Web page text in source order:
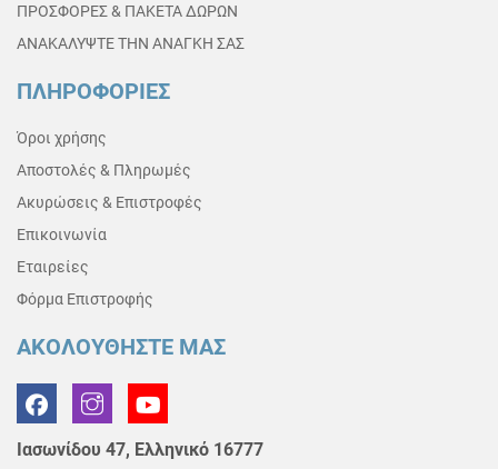
ΠΡΟΣΦΟΡΕΣ & ΠΑΚΕΤΑ ΔΩΡΩΝ
ΑΝΑΚΑΛΥΨΤΕ ΤΗΝ ΑΝΑΓΚΗ ΣΑΣ
ΠΛΗΡΟΦΟΡΙΕΣ
Όροι χρήσης
Αποστολές & Πληρωμές
Ακυρώσεις & Επιστροφές
Επικοινωνία
Εταιρείες
Φόρμα Επιστροφής
ΑΚΟΛΟΥΘΗΣΤΕ ΜΑΣ
Ιασωνίδου 47, Ελληνικό 16777